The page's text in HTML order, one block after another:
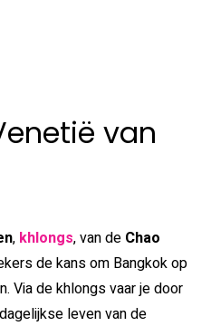
van
, khlongs, van de Chao
de kans om Bangkok op
Via de khlongs vaar je door
leven van de